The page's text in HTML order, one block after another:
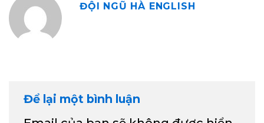
ĐỘI NGŨ HÀ ENGLISH
Để lại một bình luận